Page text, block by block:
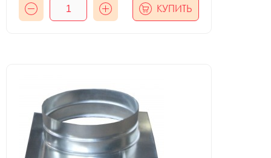
КУПИТЬ